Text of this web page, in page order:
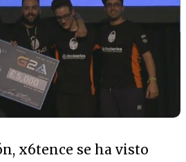
x6tence se ha visto